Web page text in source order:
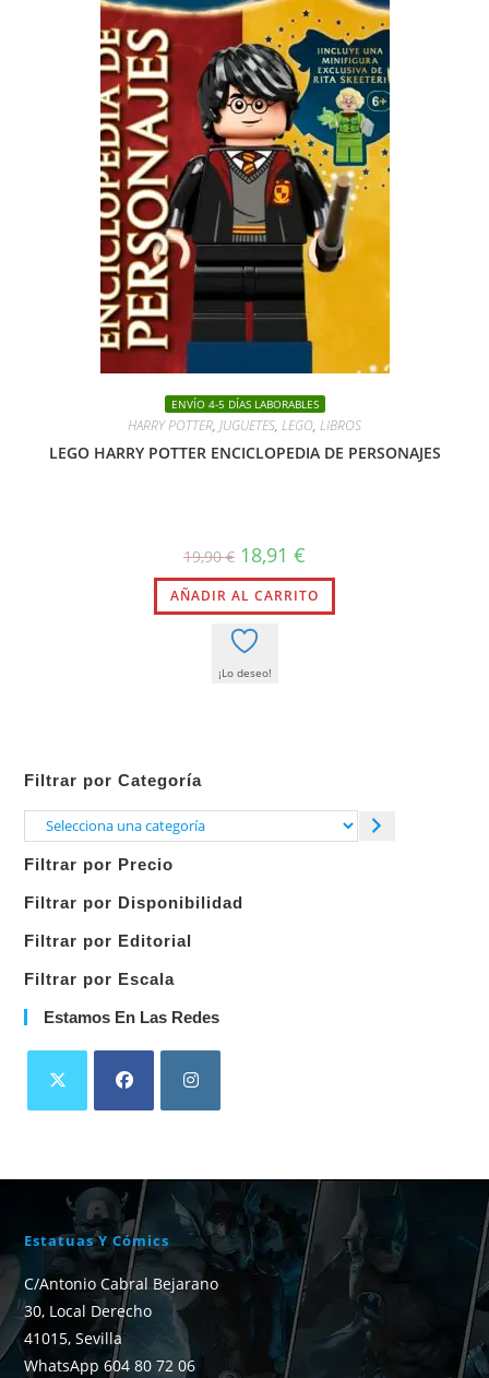
ENVÍO 4-5 DÍAS LABORABLES
HARRY POTTER, JUGUETES, LEGO, LIBROS
LEGO HARRY POTTER ENCICLOPEDIA DE PERSONAJES
19,90€ El
precio
original
era:
19,90 €.
18,91 €
actual
es:
18,91 €.
AÑADIR AL CARRITO
¡Lo deseo!
Filtrar por Categoría
Selecciona
categoría
Filtrar por Precio
Filtrar por Disponibilidad
Filtrar por Editorial
Filtrar por Escala
Estamos En Las Redes
Estatuas Y Cómics
C/Antonio Cabral Bejarano
30, Local Derecho
41015, Sevilla
WhatsApp 604 80 72 06